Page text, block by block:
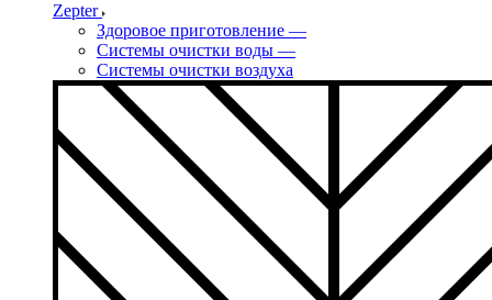
Zepter
Здоровое приготовление —
Системы очистки воды —
Системы очистки воздуха